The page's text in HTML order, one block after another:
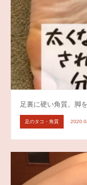
足裏に硬い角質。脚
足のタコ・角質